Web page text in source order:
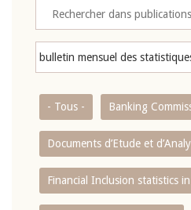
- Tous - Banking
Documents d’Etude et
Financial Inclusion statistics